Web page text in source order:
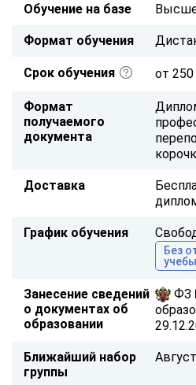
Обучение на базе
Формат обучения
Срок обучения от 250
Формат
получаемого
документа
Доставка
График обучения
Без
учебы
Занесение сведений
о документах об
образовании
ФЗ
Ближайший набор
группы